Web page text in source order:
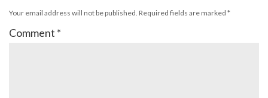
Your email address will not be published. Required fields are marked *
Comment *